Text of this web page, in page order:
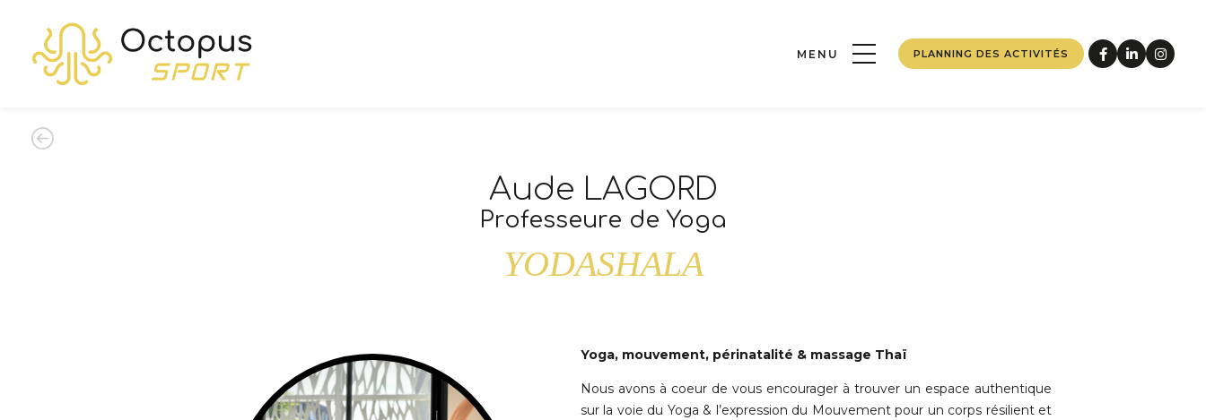
MENU PLANNING DES ACTIVITÉS
EN SAVOIR PLUS
Aude LAGORD
Professeure de Yoga
YODASHALA
Yoga, mouvement, périnatalité & massage Thaï
Nous avons à coeur de vous encourager à trouver un espace authentique
sur la voie du Yoga & l’expression du Mouvement pour un corps résilient et